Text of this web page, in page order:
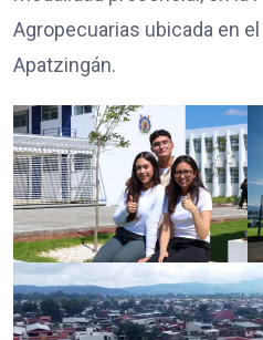
Agropecuarias ubicada en
Apatzingán.